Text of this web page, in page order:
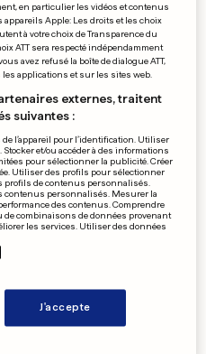
de la Grande
dialoguent à peine
en particulier les vidéos et contenus
Apple: Les droits et les choix
à votre choix de Transparence du
ATT sera respecté indépendamment
avez refusé la boîte de dialogue ATT,
applications et sur les sites web.
externes, traitent
suivantes :
l’appareil pour l’identification. Utiliser
et/ou accéder à des informations
pour sélectionner la publicité. Créer
Utiliser des profils pour sélectionner
profils de contenus personnalisés.
contenus personnalisés. Mesurer la
des contenus. Comprendre
combinaisons de données provenant
les services. Utiliser des données
J'accepte